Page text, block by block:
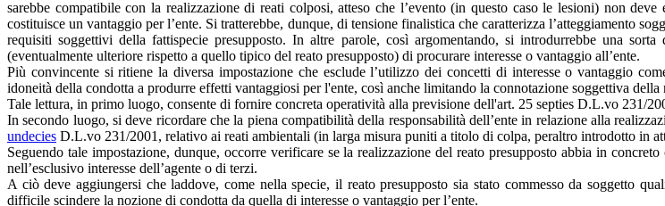
sarebbe compatibile con la realizzazione di reati colposi, atteso che l’evento (in questo caso le lesioni) non
costituisce un vantaggio per l’ente. Si tratterebbe, dunque, di tensione finalistica che caratterizza l’atteggiamento
requisiti soggettivi della fattispecie presupposto. In altre parole, così argomentando, si introdurrebbe una
(eventualmente ulteriore rispetto a quello tipico del reato presupposto) di procurare interesse o vantaggio all’ente.
Più convincente si ritiene la diversa impostazione che esclude l’utilizzo dei concetti di interesse o vantaggio
idoneità della condotta a produrre effetti vantaggiosi per l'ente, così anche limitando la connotazione soggettiva
Tale lettura, in primo luogo, consente di fornire concreta operatività alla previsione dell'art. 25 septies D.L.vo 231/
In secondo luogo, si deve ricordare che la piena compatibilità della responsabilità dell’ente in relazione alla
undecies D.L.vo 231/2001, relativo ai reati ambientali (in larga misura puniti a titolo di colpa, peraltro introdotto in
Seguendo tale impostazione, dunque, occorre verificare se la realizzazione del reato presupposto abbia in
nell’esclusivo interesse dell’agente o di terzi.
A ciò deve aggiungersi che laddove, come nella specie, il reato presupposto sia stato commesso da soggetto
difficile scindere la nozione di condotta da quella di interesse o vantaggio per l’ente.